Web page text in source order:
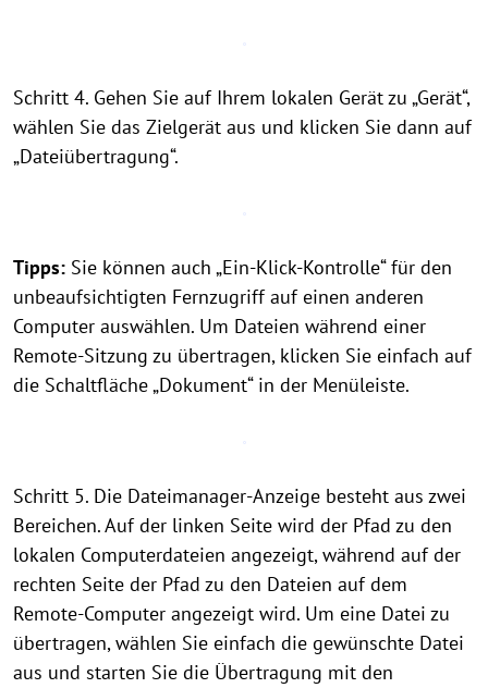
Schritt 4. Gehen Sie auf Ihrem lokalen Gerät zu „Gerät“,
wählen Sie das Zielgerät aus und klicken Sie dann auf
„Dateiübertragung“.
Tipps: Sie können auch „Ein-Klick-Kontrolle“ für den
unbeaufsichtigten Fernzugriff auf einen anderen
Computer auswählen. Um Dateien während einer
Remote-Sitzung zu übertragen, klicken Sie einfach auf
die Schaltfläche „Dokument“ in der Menüleiste.
Schritt 5. Die Dateimanager-Anzeige besteht aus zwei
Bereichen. Auf der linken Seite wird der Pfad zu den
lokalen Computerdateien angezeigt, während auf der
rechten Seite der Pfad zu den Dateien auf dem
Remote-Computer angezeigt wird. Um eine Datei zu
übertragen, wählen Sie einfach die gewünschte Datei
aus und starten Sie die Übertragung mit den